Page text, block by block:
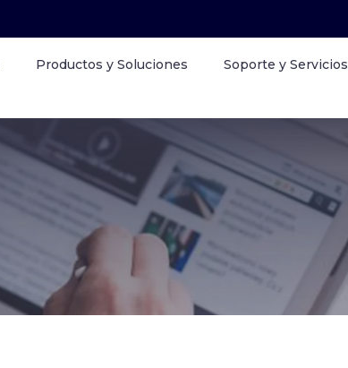
Productos y Soluciones Soporte y Servicios